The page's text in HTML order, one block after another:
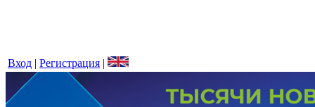
Вход | Регистрация |